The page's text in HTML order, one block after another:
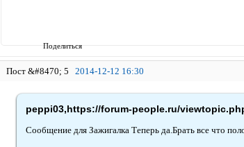
Поделиться
5 2014-12-12 16:30
peppi03,https://forum-people.ru/
Сообщение для Зажигалка Теперь да.Брать все что